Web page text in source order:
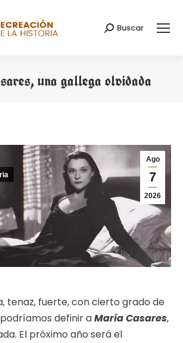
Buscar:
Buscar
una gallega olvidada
Ago
7
2026
tenaz, fuerte, con cierto grado de
definir aMaría Casares,
El próximo año será el